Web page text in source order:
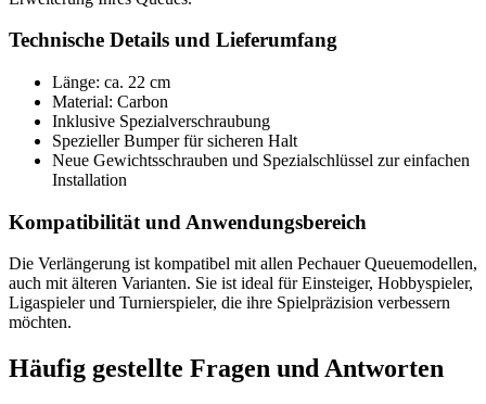
Technische Details und Lieferumfang
Länge: ca. 22 cm
Material: Carbon
Inklusive Spezialverschraubung
Spezieller Bumper für sicheren Halt
Neue Gewichtsschrauben und Spezialschlüssel zur einfachen
Installation
Kompatibilität und Anwendungsbereich
Die Verlängerung ist kompatibel mit allen Pechauer Queuemodellen,
auch mit älteren Varianten. Sie ist ideal für Einsteiger, Hobbyspieler,
Ligaspieler und Turnierspieler, die ihre Spielpräzision verbessern
möchten.
Häufig gestellte Fragen undAntworten